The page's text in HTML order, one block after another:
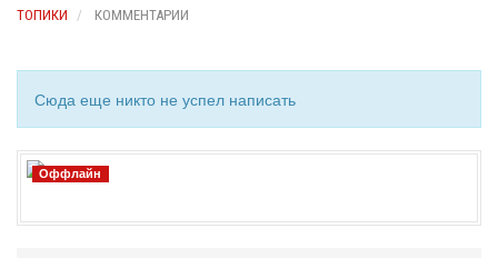
ТОПИКИ КОММЕНТАРИИ
Сюда еще никто не успел написать
Оффлайн